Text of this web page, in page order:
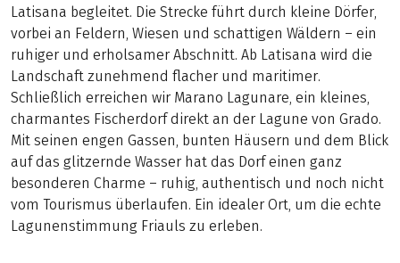
Latisana begleitet. Die Strecke führt durch kleine Dörfer,
vorbei an Feldern, Wiesen und schattigen Wäldern – ein
ruhiger und erholsamer Abschnitt. Ab Latisana wird die
Landschaft zunehmend flacher und maritimer.
Schließlich erreichen wir Marano Lagunare, ein kleines,
charmantes Fischerdorf direkt an der Lagune von Grado.
Mit seinen engen Gassen, bunten Häusern und dem Blick
auf das glitzernde Wasser hat das Dorf einen ganz
besonderen Charme – ruhig, authentisch und noch nicht
vom Tourismus überlaufen. Ein idealer Ort, um die echte
Lagunenstimmung Friauls zu erleben.